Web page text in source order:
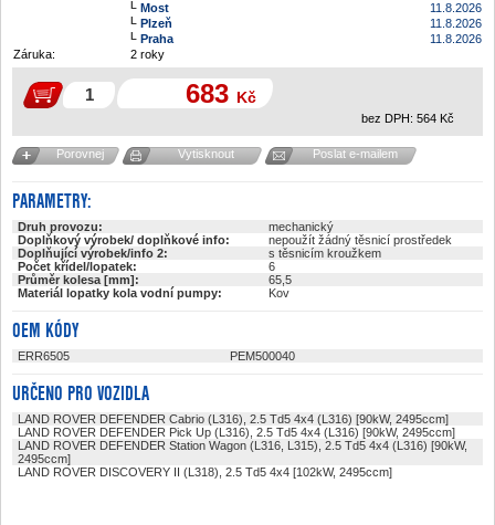
Most
11.8.2026
Plzeň
11.8.2026
Praha
11.8.2026
Záruka:
2 roky
683 Kč
bez DPH: 564 Kč
Porovnej Vytisknout Poslat e-mailem
PARAMETRY:
Druh provozu:
mechanický
Doplňkový výrobek/ doplňkové info:
nepoužít žádný těsnicí prostředek
Doplňující výrobek/info 2:
s těsnicím kroužkem
Počet křídel/lopatek:
6
Průměr kolesa [mm]:
65,5
Materiál lopatky kola vodní pumpy:
Kov
OEM KÓDY
ERR6505 PEM500040
URČENO PRO VOZIDLA
LAND ROVER DEFENDER Cabrio (L316), 2.5 Td5 4x4 (L316) [90kW, 2495ccm]
LAND ROVER DEFENDER Pick Up (L316), 2.5 Td5 4x4 (L316) [90kW, 2495ccm]
LAND ROVER DEFENDER Station Wagon (L316, L315), 2.5 Td5 4x4 (L316) [90kW,
2495ccm]
LAND ROVER DISCOVERY II (L318), 2.5 Td5 4x4 [102kW, 2495ccm]